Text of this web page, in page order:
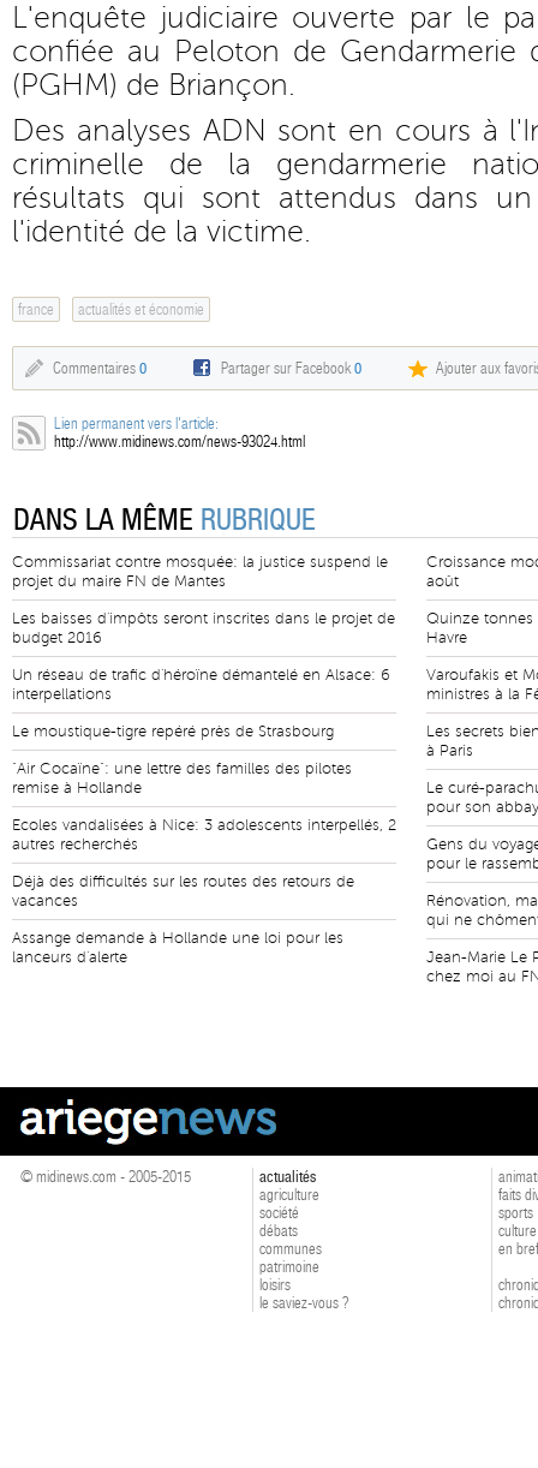
L'enquête judiciaire ouverte par le
confiée au Peloton de Gendarmerie
(PGHM) de Briançon.
Des analyses ADN sont en cours à
criminelle de la gendarmerie
résultats qui sont attendus dans
l'identité de la victime.
france actualités et économie
Commentaires 0 Partager sur Facebook0 Ajouter aux
Lien permanent vers l'article:
http://www.midinews.com/news-93024.html
DANS LA MÊME RUBRIQUE
Commissariat contre mosquée: la justice suspend le
projet du maire FN de Mantes
Les baisses d'impôts seront inscrites dans le projet de
budget 2016
Un réseau de trafic d'héroïne démantelé en Alsace: 6
interpellations
Le moustique-tigre repéré près de Strasbourg
"Air Cocaïne": une lettre des familles des pilotes
remise à Hollande
Ecoles vandalisées à Nice: 3 adolescents interpellés, 2
autres recherchés
Déjà des difficultés sur les routes des retours de
vacances
Assange demande à Hollande une loi pour les
lanceurs d'alerte
Croissance
août
Quinze tonnes
Havre
Varoufakis et
ministres à la
Les secrets
à Paris
Le curé-
pour son
Gens du
pour le
Rénovation,
qui ne
Jean-Marie Le
chez moi au
© midinews.com - 2005-2015
actualités
agriculture
société
débats
communes
patrimoine
loisirs
le saviez-vous ?
faits
sports
culture
en bref